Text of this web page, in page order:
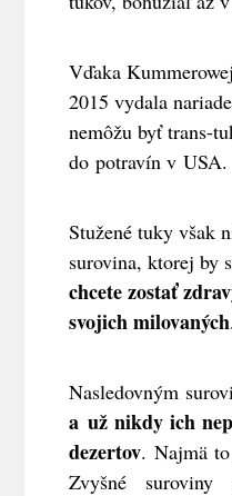
Vďaka
2015 vydala
nemôžu byť trans-
do potravín v USA.
Stužené tuky však
surovina, ktorej by
chcete zostať
svojich milovaných.
Nasledovným
a už nikdy ich
dezertov. Najmä
Zvyšné